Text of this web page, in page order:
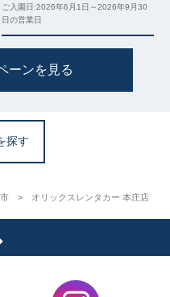
ご入園日:2026年6月1日～2026年9月30
日の営業日
ーンを見る
探す
オリックスレンタカー 本庄店